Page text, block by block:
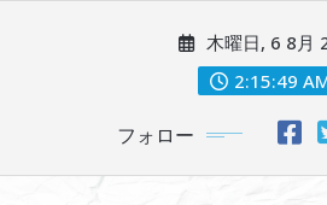
に
木曜日, 6 8月
2:15:50
フォロー